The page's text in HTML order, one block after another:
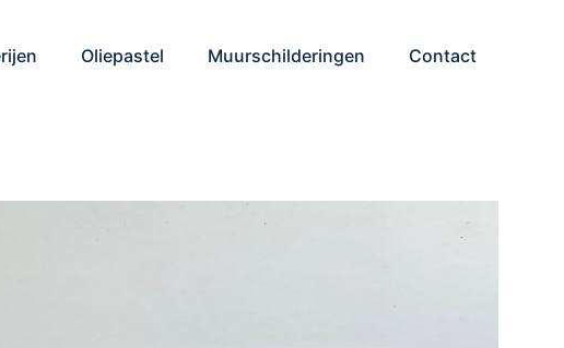
Oliepastel Muurschilderingen Contact